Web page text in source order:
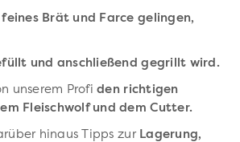
Brät und Farce gelingen,
und anschließend gegrillt wird.
unserem Profiden richtigen
Fleischwolf und dem Cutter.
hinaus Tipps zurLagerung,